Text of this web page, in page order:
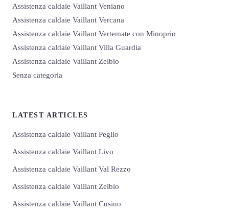
Assistenza caldaie Vaillant Veniano
Assistenza caldaie Vaillant Vercana
Assistenza caldaie Vaillant Vertemate con Minoprio
Assistenza caldaie Vaillant Villa Guardia
Assistenza caldaie Vaillant Zelbio
Senza categoria
LATEST ARTICLES
Assistenza caldaie Vaillant Peglio
Assistenza caldaie Vaillant Livo
Assistenza caldaie Vaillant Val Rezzo
Assistenza caldaie Vaillant Zelbio
Assistenza caldaie Vaillant Cusino